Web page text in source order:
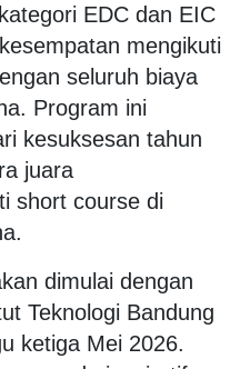
EDC dan EIC
mengikuti
seluruh biaya
Program ini
kesuksesan tahun
juara
short course di
dimulai dengan
Teknologi Bandung
ketiga Mei 2026.